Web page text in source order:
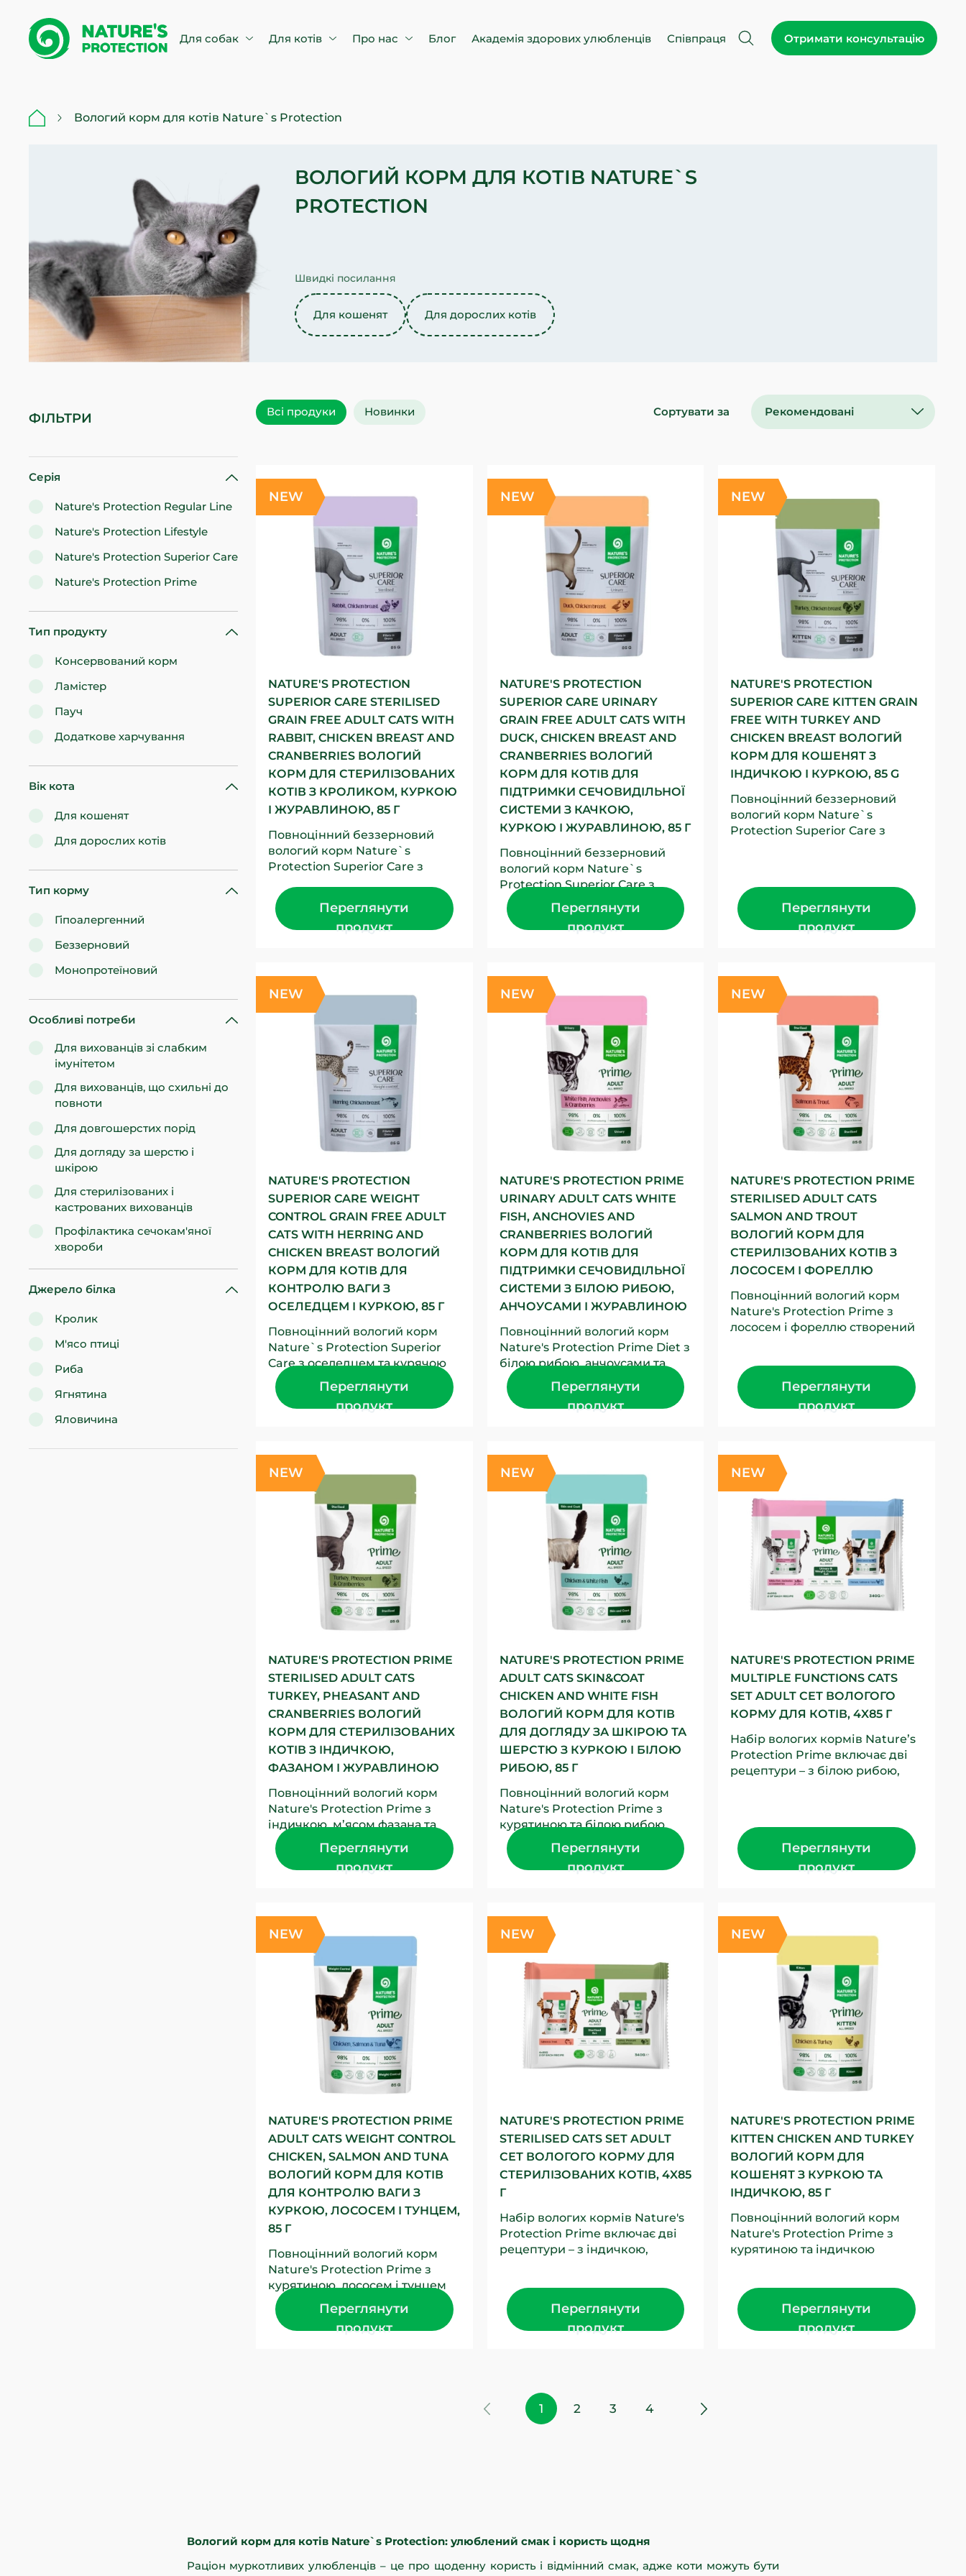
Для собак Для котів Про нас Блог Академія здорових улюбленців Співпраця Отримати консультацію
Вологий корм для котів Nature`s Protection
ВОЛОГИЙ КОРМ ДЛЯ КОТІВ NATURE`S
PROTECTION
Швидкі посилання
Для кошенят Для дорослих котів
ФІЛЬТРИ
Серія
Nature's Protection Regular Line
Nature's Protection Lifestyle
Nature's Protection Superior Care
Nature's Protection Prime
Тип продукту
Консервований корм
Ламістер
Пауч
Додаткове харчування
Вік кота
Для кошенят
Для дорослих котів
Тип корму
Гіпоалергенний
Беззерновий
Монопротеїновий
Особливі потреби
Для вихованців зі слабким
імунітетом
Для вихованців, що схильні до
повноти
Для довгошерстих порід
Для догляду за шерстю і
шкірою
Для стерилізованих і
кастрованих вихованців
Профілактика сечокам'яної
хвороби
Чутливе травлення
Джерело білка
Кролик
М'ясо птиці
Риба
Ягнятина
Яловичина
Всі продуки Новинки Сортувати за Рекомендовані
NEW
NATURE'S PROTECTION
SUPERIOR CARE STERILISED
GRAIN FREE ADULT CATS WITH
RABBIT, CHICKEN BREAST AND
CRANBERRIES ВОЛОГИЙ
КОРМ ДЛЯ СТЕРИЛІЗОВАНИХ
КОТІВ З КРОЛИКОМ, КУРКОЮ
І ЖУРАВЛИНОЮ, 85 Г
Повноцінний беззерновий
вологий корм Nature`s
Protection Superior Care з
та журавлиною створений
для...
Переглянути
продукт
NEW
NATURE'S PROTECTION
SUPERIOR CARE URINARY
GRAIN FREE ADULT CATS WITH
DUCK, CHICKEN BREAST AND
CRANBERRIES ВОЛОГИЙ
КОРМ ДЛЯ КОТІВ ДЛЯ
ПІДТРИМКИ СЕЧОВИДІЛЬНОЇ
СИСТЕМИ З КАЧКОЮ,
КУРКОЮ І ЖУРАВЛИНОЮ, 85 Г
Повноцінний беззерновий
вологий корм Nature`s
Protection Superior Care з
м’ясом качки, курячою
грудкою та журавлиною
створений...
Переглянути
продукт
NEW
NATURE'S PROTECTION
SUPERIOR CARE KITTEN GRAIN
FREE WITH TURKEY AND
CHICKEN BREAST ВОЛОГИЙ
КОРМ ДЛЯ КОШЕНЯТ З
ІНДИЧКОЮ І КУРКОЮ, 85 G
Повноцінний беззерновий
вологий корм Nature`s
Protection Superior Care з
Переглянути
продукт
NEW
NATURE'S PROTECTION
SUPERIOR CARE WEIGHT
CONTROL GRAIN FREE ADULT
CATS WITH HERRING AND
CHICKEN BREAST ВОЛОГИЙ
КОРМ ДЛЯ КОТІВ ДЛЯ
КОНТРОЛЮ ВАГИ З
ОСЕЛЕДЦЕМ І КУРКОЮ, 85 Г
Повноцінний вологий корм
Nature`s Protection Superior
Care з оселедцем та курячою
грудкою створений для
дорослих котів усіх...
Переглянути
продукт
NEW
NATURE'S PROTECTION PRIME
URINARY ADULT CATS WHITE
FISH, ANCHOVIES AND
CRANBERRIES ВОЛОГИЙ
КОРМ ДЛЯ КОТІВ ДЛЯ
ПІДТРИМКИ СЕЧОВИДІЛЬНОЇ
СИСТЕМИ З БІЛОЮ РИБОЮ,
АНЧОУСАМИ І ЖУРАВЛИНОЮ
Повноцінний вологий корм
Nature's Protection Prime Diet з
білою рибою, анчоусами та
журавлиною створений для
дорослих котів із...
Переглянути
продукт
NEW
NATURE'S PROTECTION PRIME
STERILISED ADULT CATS
SALMON AND TROUT
ВОЛОГИЙ КОРМ ДЛЯ
СТЕРИЛІЗОВАНИХ КОТІВ З
ЛОСОСЕМ І ФОРЕЛЛЮ
Повноцінний вологий корм
Nature's Protection Prime з
лососем і фореллю створений
Переглянути
продукт
NEW
NATURE'S PROTECTION PRIME
STERILISED ADULT CATS
TURKEY, PHEASANT AND
CRANBERRIES ВОЛОГИЙ
КОРМ ДЛЯ СТЕРИЛІЗОВАНИХ
КОТІВ З ІНДИЧКОЮ,
ФАЗАНОМ І ЖУРАВЛИНОЮ
Повноцінний вологий корм
Nature's Protection Prime з
індичкою, м’ясом фазана та
журавлиною створений для
дорослих стерилізованих...
Переглянути
продукт
NEW
NATURE'S PROTECTION PRIME
ADULT CATS SKIN&COAT
CHICKEN AND WHITE FISH
ВОЛОГИЙ КОРМ ДЛЯ КОТІВ
ДЛЯ ДОГЛЯДУ ЗА ШКІРОЮ ТА
ШЕРСТЮ З КУРКОЮ І БІЛОЮ
РИБОЮ, 85 Г
Повноцінний вологий корм
Nature's Protection Prime з
курятиною та білою рибою
створений для дорослих котів
усіх порід. Це...
Переглянути
продукт
NEW
NATURE'S PROTECTION PRIME
MULTIPLE FUNCTIONS CATS
SET ADULT СЕТ ВОЛОГОГО
КОРМУ ДЛЯ КОТІВ, 4X85 Г
Набір вологих кормів Nature’s
Protection Prime включає дві
рецептури – з білою рибою,
Переглянути
продукт
NEW
NATURE'S PROTECTION PRIME
ADULT CATS WEIGHT CONTROL
CHICKEN, SALMON AND TUNA
ВОЛОГИЙ КОРМ ДЛЯ КОТІВ
ДЛЯ КОНТРОЛЮ ВАГИ З
КУРКОЮ, ЛОСОСЕМ І ТУНЦЕМ,
85 Г
Повноцінний вологий корм
Nature's Protection Prime з
курятиною, лососем і тунцем
створений для дорослих котів
усіх порід. Це...
Переглянути
продукт
NEW
NATURE'S PROTECTION PRIME
STERILISED CATS SET ADULT
СЕТ ВОЛОГОГО КОРМУ ДЛЯ
СТЕРИЛІЗОВАНИХ КОТІВ, 4X85
Г
Набір вологих кормів Nature's
Protection Prime включає дві
рецептури – з індичкою,
Переглянути
продукт
NEW
NATURE'S PROTECTION PRIME
KITTEN CHICKEN AND TURKEY
ВОЛОГИЙ КОРМ ДЛЯ
КОШЕНЯТ З КУРКОЮ ТА
ІНДИЧКОЮ, 85 Г
Повноцінний вологий корм
Nature's Protection Prime з
курятиною та індичкою
Переглянути
продукт
1 2 3 4
Вологий корм для котів Nature`s Protection: улюблений смак і користь щодня
Раціон муркотливих улюбленців – це про щоденну користь і відмінний смак, адже коти можуть бути